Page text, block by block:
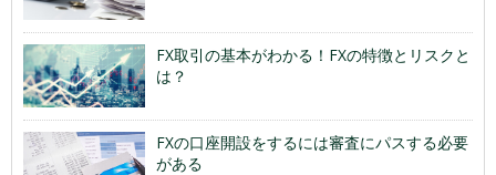
FX取引の基本がわかる！FXの特徴とリスクと
は？
FXの口座開設をするには審査にパスする必要
がある